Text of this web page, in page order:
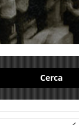
Cerca